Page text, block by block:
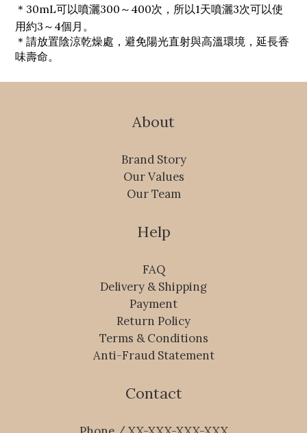
＊30mL可以噴灑300～400次，所以1天噴灑3次可以使
用約3～4個月。
＊請放置陰涼乾燥處，避免陽光直射與高溫環境，延長香
味壽命。
About
Brand Story
Our Values
Our Team
Help
FAQ
Delivery & Shipping
Payment
Return Policy
Terms & Conditions
Anti-Fraud Statement
Contact